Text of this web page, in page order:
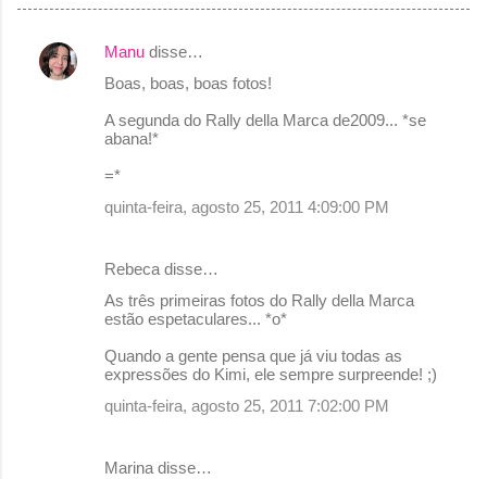
C
Manu disse…
Boas, boas, boas fotos!
A segunda do Rally della Marca de2009... *se
abana!*
=*
quinta-feira, agosto 25, 2011 4:09:00 PM
Rebeca disse…
As três primeiras fotos do Rally della Marca
estão espetaculares... *o*
Quando a gente pensa que já viu todas as
expressões do Kimi, ele sempre surpreende! ;)
quinta-feira, agosto 25, 2011 7:02:00 PM
Marina disse…